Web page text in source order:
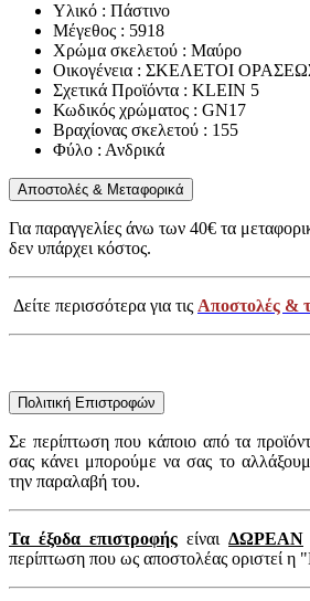
Υλικό : Πάστινο
Μέγεθος : 5918
Χρώμα σκελετού : Μαύρο
Οικογένεια : ΣΚΕΛΕΤΟΙ
Σχετικά Προϊόντα : KLEIN 5
Κωδικός χρώματος : GN17
Βραχίονας σκελετού : 155
Φύλο : Ανδρικά
Αποστολές & Μεταφορικά
Για παραγγελίες άνω των 40€ τα
δεν υπάρχει κόστος.
Δείτε περισσότερα για τις Αποστολές &
Πολιτική Επιστροφών
Σε περίπτωση που κάποιο από τα
σας κάνει μπορούμε να σας το
την παραλαβή του.
Τα έξοδα επιστροφής είναι ΔΩΡΕΑΝ
περίπτωση που ως αποστολέας οριστεί η